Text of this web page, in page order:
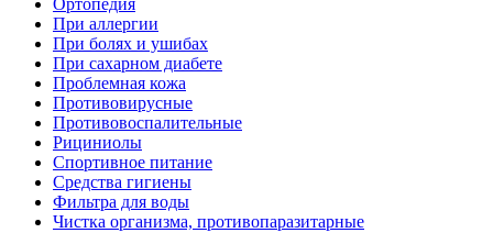
Ортопедия
При аллергии
При болях и ушибах
При сахарном диабете
Проблемная кожа
Противовирусные
Противовоспалительные
Рициниолы
Спортивное питание
Средства гигиены
Фильтра для воды
Чистка организма, противопаразитарные